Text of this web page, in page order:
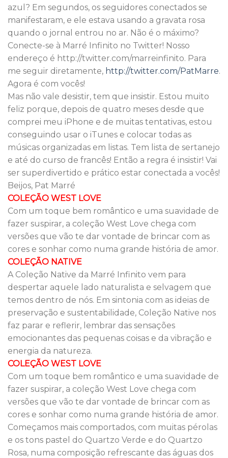
azul? Em segundos, os seguidores conectados se
manifestaram, e ele estava usando a gravata rosa
quando o jornal entrou no ar. Não é o máximo?
Conecte-se à Marré Infinito no Twitter! Nosso
endereço é http://twitter.com/marreinfinito. Para
me seguir diretamente, http://twitter.com/PatMarre.
Agora é com vocês!
Mas não vale desistir, tem que insistir. Estou muito
feliz porque, depois de quatro meses desde que
comprei meu iPhone e de muitas tentativas, estou
conseguindo usar o iTunes e colocar todas as
músicas organizadas em listas. Tem lista de sertanejo
e até do curso de francês! Então a regra é insistir! Vai
ser superdivertido e prático estar conectada a vocês!
Beijos, Pat Marré
COLEÇÃO WEST LOVE
Com um toque bem romântico e uma suavidade de
fazer suspirar, a coleção West Love chega com
versões que vão te dar vontade de brincar com as
cores e sonhar como numa grande história de amor.
COLEÇÃO NATIVE
A Coleção Native da Marré Infinito vem para
despertar aquele lado naturalista e selvagem que
temos dentro de nós. Em sintonia com as ideias de
preservação e sustentabilidade, Coleção Native nos
faz parar e reflerir, lembrar das sensações
emocionantes das pequenas coisas e da vibração e
energia da natureza.
COLEÇÃO WEST LOVE
Com um toque bem romântico e uma suavidade de
fazer suspirar, a coleção West Love chega com
versões que vão te dar vontade de brincar com as
cores e sonhar como numa grande história de amor.
Começamos mais comportados, com muitas pérolas
e os tons pastel do Quartzo Verde e do Quartzo
Rosa, numa composição refrescante das águas dos